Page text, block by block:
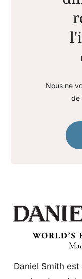
Nous ne
de
Daniel Smith